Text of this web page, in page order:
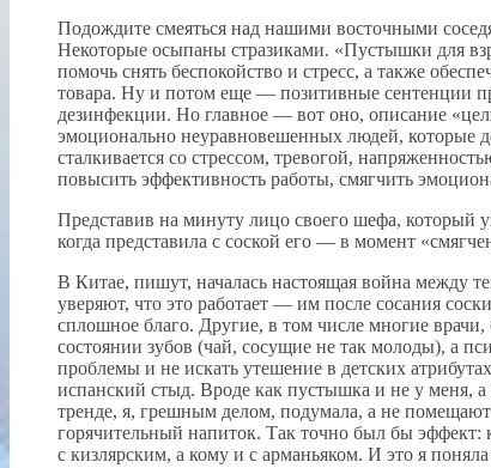
Подождите смеяться над нашими восточными
Некоторые осыпаны стразиками. «Пустышки для
помочь снять беспокойство и стресс, а также
товара. Ну и потом еще — позитивные сентенции
дезинфекции. Но главное — вот оно, описание
эмоционально неуравновешенных людей, которые
сталкивается со стрессом, тревогой,
повысить эффективность работы, смягчить
Представив на минуту лицо своего шефа, который
когда представила с соской его — в момент
В Китае, пишут, началась настоящая война между
уверяют, что это работает — им после сосания
сплошное благо. Другие, в том числе многие врачи,
состоянии зубов (чай, сосущие не так молоды), а
проблемы и не искать утешение в детских
испанский стыд. Вроде как пустышка и не у меня,
тренде, я, грешным делом, подумала, а не
горячительный напиток. Так точно был бы
с кизлярским, а кому и с арманьяком. И это я